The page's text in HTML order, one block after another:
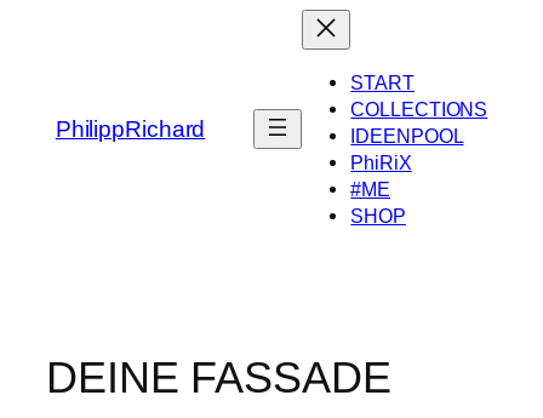
PhilippRichard
START
COLLECTIONS
IDEENPOOL
PhiRiX
#ME
SHOP
DEINE FASSADE